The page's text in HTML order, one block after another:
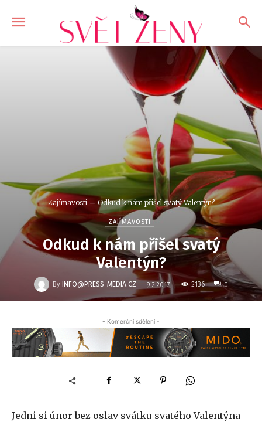
Zajímavosti Odkud k nám přišel svatý Valentýn?
ZAJÍMAVOSTI
Odkud k nám přišel svatý
Valentýn?
By INFO@PRESS-MEDIA.CZ - 9.2.2017 2136 0
- Komerční sdělení -
Jedni si únor bez oslav svátku svatého Valentýna